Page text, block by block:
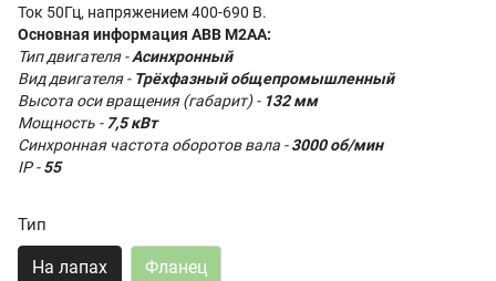
Ток 50Гц, напряжением 400-690 В.
Основная информация ABB M2AA:
Тип двигателя -Асинхронный
Вид двигателя - Трёхфазный общепромышленный
Высота оси вращения (габарит) - 132 мм
Мощность - 7,5 кВт
Синхронная частота оборотов вала -3000 об/мин
IP -55
Тип
На лапах Фланец